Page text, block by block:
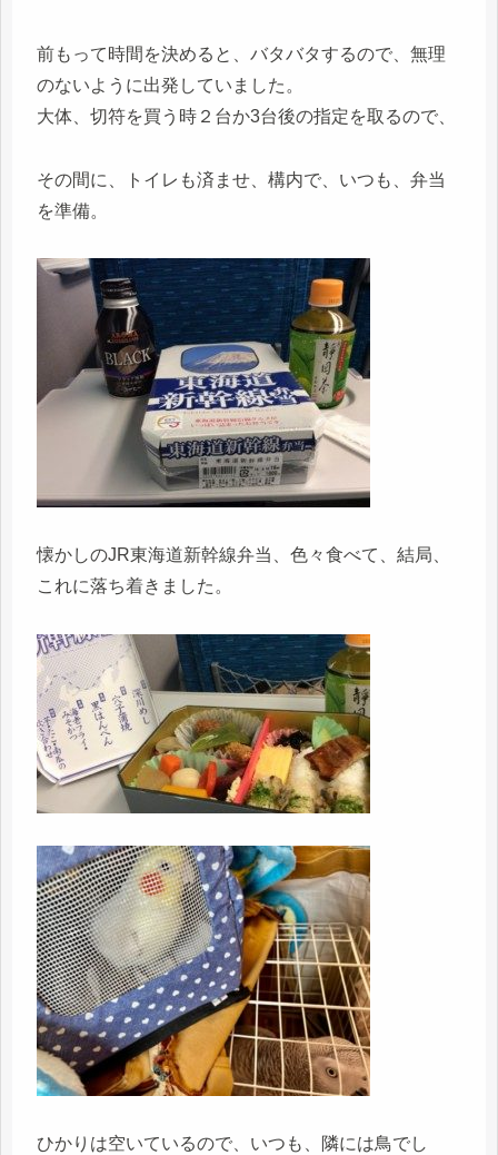
前もって時間を決めると、バタバタするので、無理
のないように出発していました。
大体、切符を買う時２台か3台後の指定を取るので、
その間に、トイレも済ませ、構内で、いつも、弁当
を準備。
懐かしのJR東海道新幹線弁当、色々食べて、結局、
これに落ち着きました。
ひかりは空いているので、いつも、隣には鳥でし